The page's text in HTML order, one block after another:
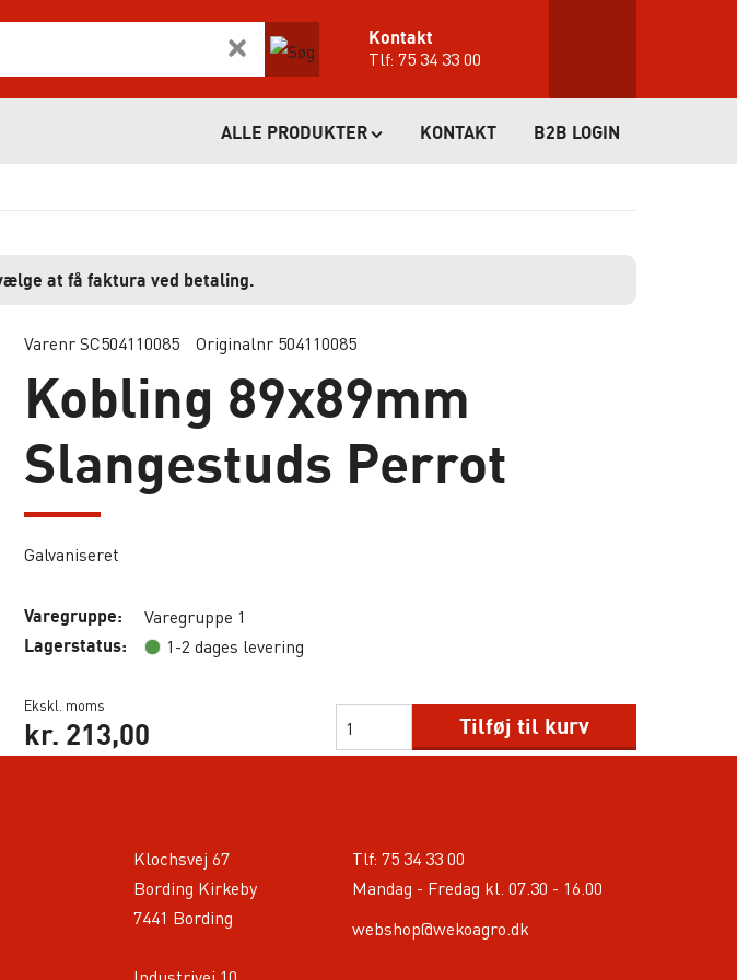
Kontakt
Tlf:75 34 33 00
ALLE PRODUKTER KONTAKT B2B LOGIN
at få faktura ved betaling.
Varenr SC504110085 Originalnr 504110085
Kobling 89x89mm
Slangestuds Perrot
Galvaniseret
Varegruppe: Varegruppe 1
Lagerstatus: 1-2 dages levering
Ekskl. moms
kr. 213,00 Tilføj til kurv
Klochsvej 67
Bording Kirkeby
7441 Bording
Tlf: 75 34 33 00
Mandag - Fredag kl. 07.30 - 16.00
webshop@wekoagro.dk